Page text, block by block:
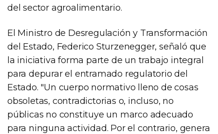
del sector agroalimentario.
El Ministro de Desregulación y Transformación
del Estado, Federico Sturzenegger, señaló que
la iniciativa forma parte de un trabajo integral
para depurar el entramado regulatorio del
Estado. "Un cuerpo normativo lleno de cosas
obsoletas, contradictorias o, incluso, no
públicas no constituye un marco adecuado
para ninguna actividad. Por el contrario, genera